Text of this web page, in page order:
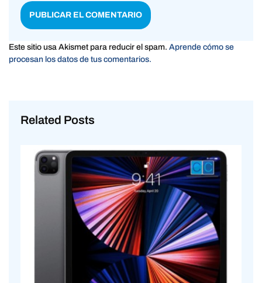
Este sitio usa Akismet para reducir el spam. Aprende cómo se
procesan los datos de tus comentarios.
Related Posts